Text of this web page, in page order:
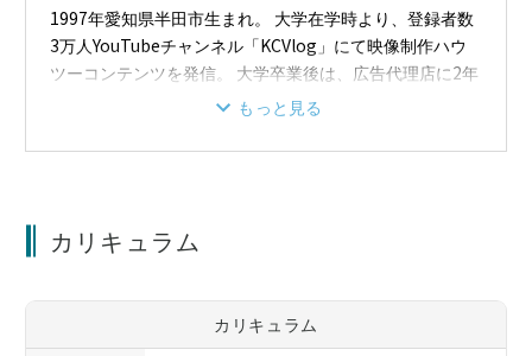
1997年愛知県半田市生まれ。 大学在学時より、登録者数
3万人YouTubeチャンネル「KCVlog」にて映像制作ハウ
ツーコンテンツを発信。 大学卒業後は、広告代理店に2年
間勤務しWeb広告の知見を深める。 2022年、大学時代か
像クリエイター兼Webマーケターとして企業や店舗のプ
はじめての動画撮影＆編集レシピ」を出版し、行政・学
もっと見る
カリキュラム
カリキュラム